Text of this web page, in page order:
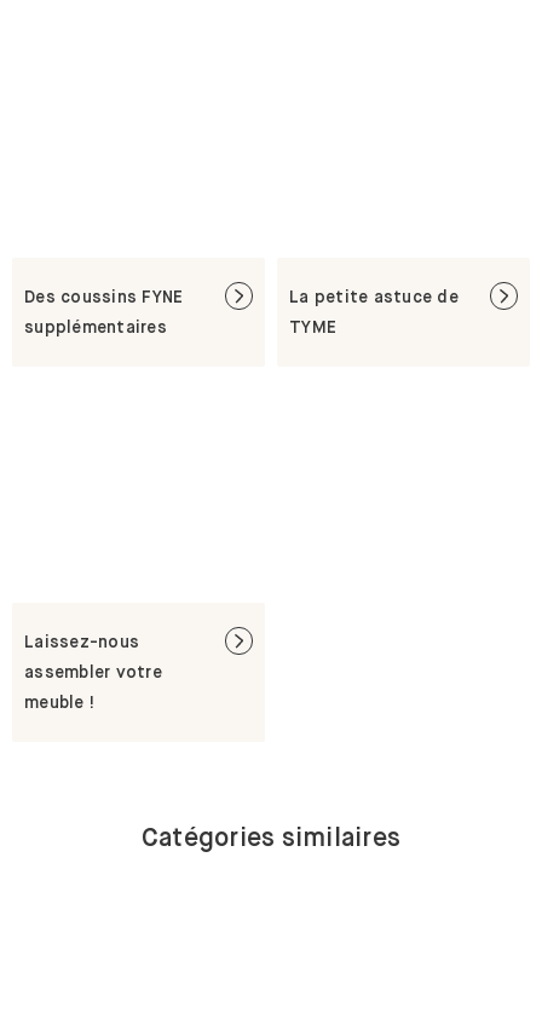
Des coussins FYNE
supplémentaires
La petite astuce de
TYME
Laissez-nous
assembler votre
meuble !
Catégories similaires